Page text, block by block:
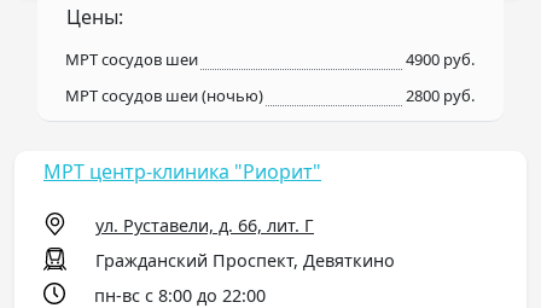
Цены:
МРТ сосудов шеи
4900 руб.
МРТ сосудов шеи (ночью)
2800 руб.
МРТ центр-клиника "Риорит"
ул. Руставели, д. 66, лит. Г
Гражданский Проспект, Девяткино
пн-вс с 8:00 до 22:00